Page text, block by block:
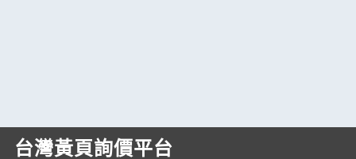
台灣黃頁詢價平台